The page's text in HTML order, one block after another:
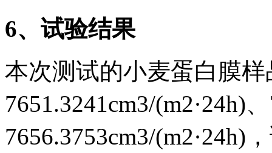
6、试验结果
本次测试的小麦蛋白膜
7651.3241cm3/(m2·24h)
7656.3753cm3/(m2·24h)